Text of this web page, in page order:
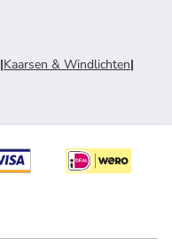
|Kaarsen & Windlichten|